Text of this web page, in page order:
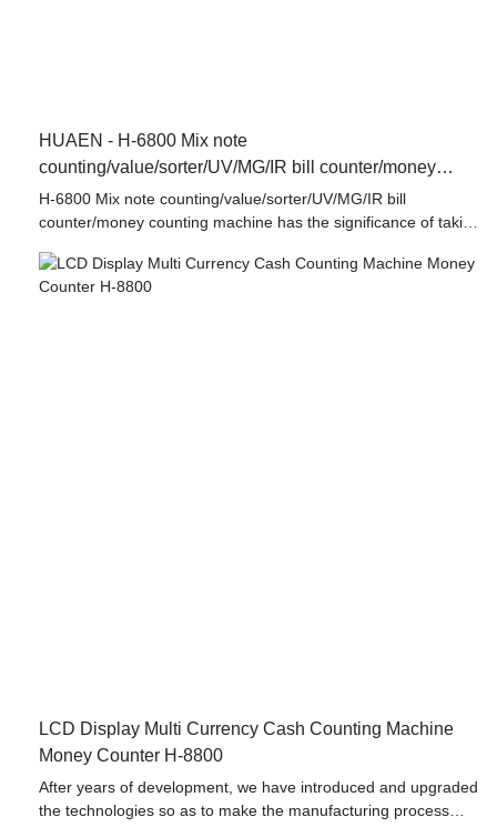
HUAEN - H-6800 Mix note
counting/value/sorter/UV/MG/IR bill counter/money
counting machine Money counter
H-6800 Mix note counting/value/sorter/UV/MG/IR bill
counter/money counting machine has the significance of taking
of the industry.What'more,It is designed in accordance with the
national standard
LCD Display Multi Currency Cash Counting Machine
Money Counter H-8800
After years of development, we have introduced and upgraded
the technologies so as to make the manufacturing process